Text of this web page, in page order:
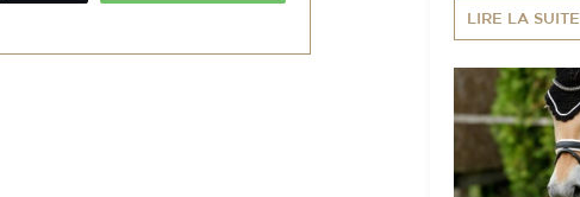
LIRE LA SUITE